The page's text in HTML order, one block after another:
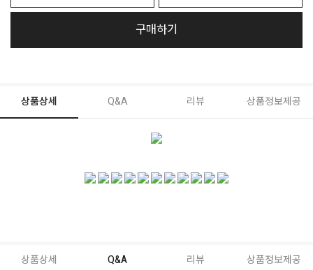
구매하기
상품상세 Q&A 리뷰 상품정보제공
상품상세 Q&A 리뷰 상품정보제공